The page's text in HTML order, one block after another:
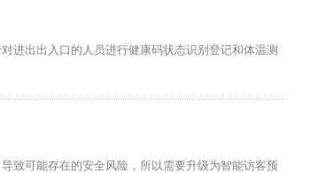
进出出入口的人员进行健康码状态识别登记和体温测
致可能存在的安全风险，所以需要升级为智能访客预